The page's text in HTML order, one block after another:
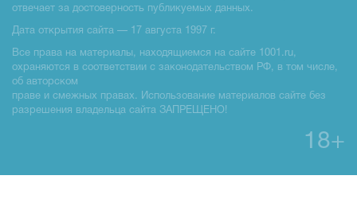
отвечает за достоверность публикуемых данных.
Дата открытия сайта — 17 августа 1997 г.
Все права на материалы, находящиемся на сайте 1001.ru,
охраняются в соответствии с законодательством РФ, в том числе,
об авторском
праве и смежных правах. Использование материалов сайте без
разрешения владельца сайта ЗАПРЕЩЕНО!
18+